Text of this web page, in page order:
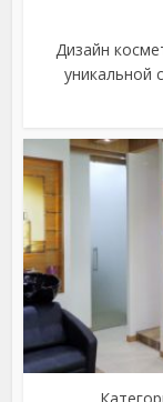
Дизайн
уникальной